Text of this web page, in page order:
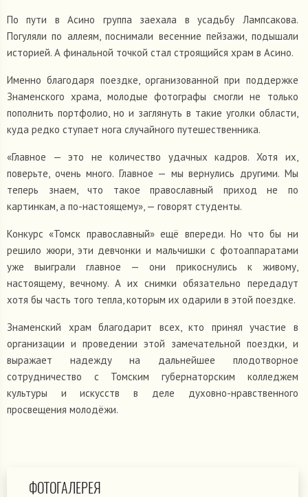
По пути в Асино группа заехала в усадьбу Лампсакова.
Погуляли по аллеям, поснимали весенние пейзажи, подышали
историей. А финальной точкой стал строящийся храм в Асино.
Именно благодаря поездке, организованной при поддержке
Знаменского храма, молодые фотографы смогли не только
пополнить портфолио, но и заглянуть в такие уголки области,
куда редко ступает нога случайного путешественника.
«Главное — это не количество удачных кадров. Хотя их,
поверьте, очень много. Главное — мы вернулись другими. Мы
теперь знаем, что такое православный приход не по
картинкам, а по-настоящему», — говорят студенты.
Конкурс «Томск православный» ещё впереди. Но что бы ни
решило жюри, эти девчонки и мальчишки с фотоаппаратами
уже выиграли главное — они прикоснулись к живому,
настоящему, вечному. А их снимки обязательно передадут
хотя бы часть того тепла, которым их одарили в этой поездке.
Знаменский храм благодарит всех, кто принял участие в
организации и проведении этой замечательной поездки, и
выражает надежду на дальнейшее плодотворное
сотрудничество с Томским губернаторским колледжем
культуры и искусств в деле духовно-нравственного
просвещения молодёжи.
ФОТОГАЛЕРЕЯ